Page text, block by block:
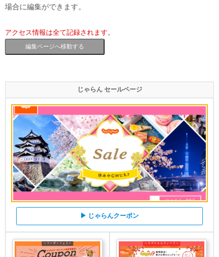
場合に編集ができます。
アクセス情報は全て記録されます。
編集ページへ移動する
じゃらん セールページ
▶ じゃらんクーポン